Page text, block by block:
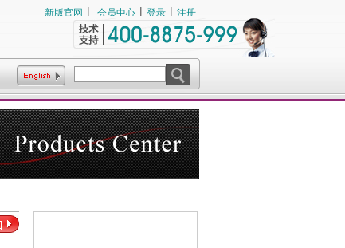
新版官网 | 会员中心 | 登录 | 注册